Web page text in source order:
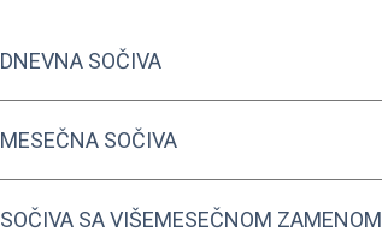
DNEVNA SOČIVA
MESEČNA SOČIVA
SOČIVA SA VIŠEMESEČNOM ZAMENOM